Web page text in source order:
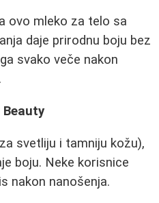
ovo mleko za telo sa
daje prirodnu boju bez
svako veče nakon
Beauty
svetliju i tamniju kožu),
boju. Neke korisnice
nakon nanošenja.